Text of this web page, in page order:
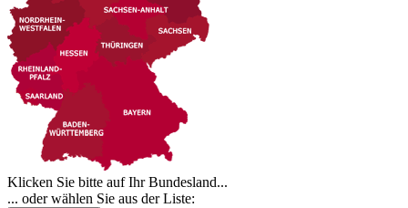
Klicken Sie bitte auf Ihr Bundesland...
... oder wählen Sie aus der Liste: